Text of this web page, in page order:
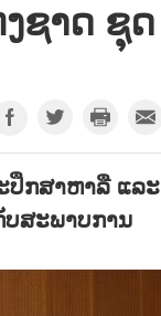
ຊາດ ຊຸດ​
ປຶກສາຫາລື ແລະ
ບສະພາບການ